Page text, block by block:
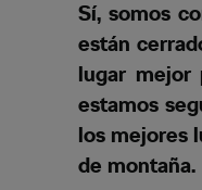
Sí, somos
están
lugar mejor
estamos
los mejores
de montaña.